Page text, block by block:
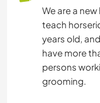
We are a
teach
years old,
have more
persons
grooming.